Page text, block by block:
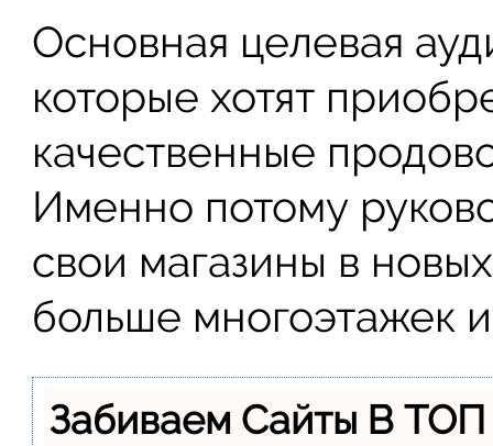
Основная целевая
которые хотят
качественные
Именно потому
свои магазины в
больше многоэтажек
Забиваем Сайты В